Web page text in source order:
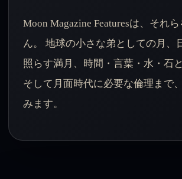
Moon Magazine Featuresは、それ
ん。 地球の小さな弟としての月、
照らす満月、時間・言葉・水・石
そして月面時代に必要な倫理まで
みます。